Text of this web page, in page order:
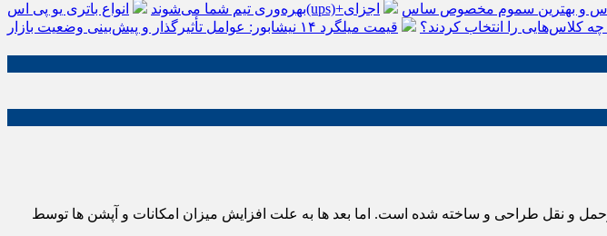
بهره‌وری تیم شما می‌شوند
و بهترین سموم مخصوص ساس
اجزای
قیمت میلگرد ۱۴ نیشابور: عوامل تأثیرگذار و پیش‌بینی وضعیت بازار
برای جابه جایی اجسام وحمل و نقل طراحی و ساخته شده است. اما بعد ها به علت افزایش میزان امکانات و آپشن ها توسط